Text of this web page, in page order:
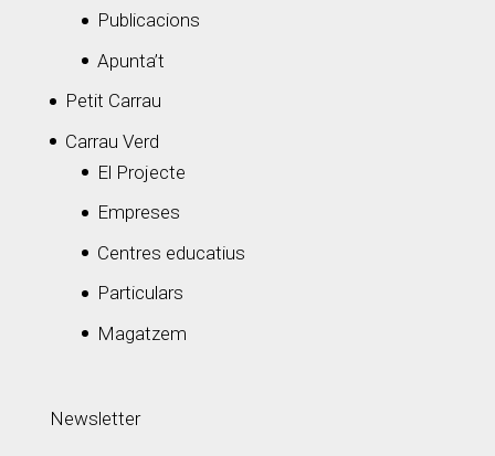
Publicacions
Apunta’t
Petit Carrau
Carrau Verd
El Projecte
Empreses
Centres educatius
Particulars
Magatzem
Newsletter